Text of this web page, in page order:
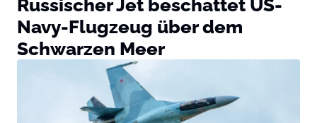
Russischer Jet beschattet US-
Navy-Flugzeug über dem
Schwarzen Meer